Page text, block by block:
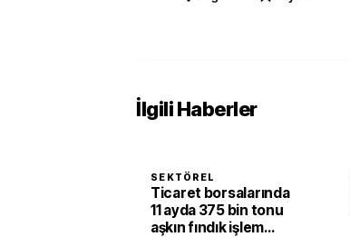
İlgili Haberler
SEKTÖREL
Ticaret borsalarında
11 ayda 375 bin tonu
aşkın fındık işlem